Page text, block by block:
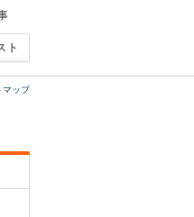
ト
マップ